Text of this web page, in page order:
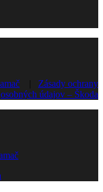
| Zásady ochrany
osobných údajov – Škoda